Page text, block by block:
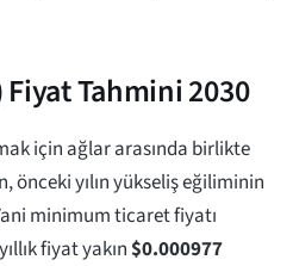
Fiyat Tahmini 2030
için ağlar arasında birlikte
önceki yılın yükseliş eğiliminin
minimum ticaret fiyatı
fiyat yakın$0.000977